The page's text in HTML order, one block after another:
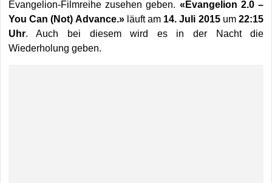
Evangelion-Filmreihe zusehen geben. «Evangelion 2.0 –
You Can (Not) Advance.»läuft am 14. Juli 2015um22:15
Uhr. Auch bei diesem wird es in der Nacht die
Wiederholung geben.